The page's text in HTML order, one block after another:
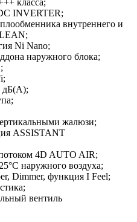
INVERTER;
внутреннего и
Ni Nano;
наружного блока;
дБ(А);
жалюзи;
ASSISTANT
4D AUTO AIR;
наружного воздуха;
Dimmer, функция I Feel;
вентиль